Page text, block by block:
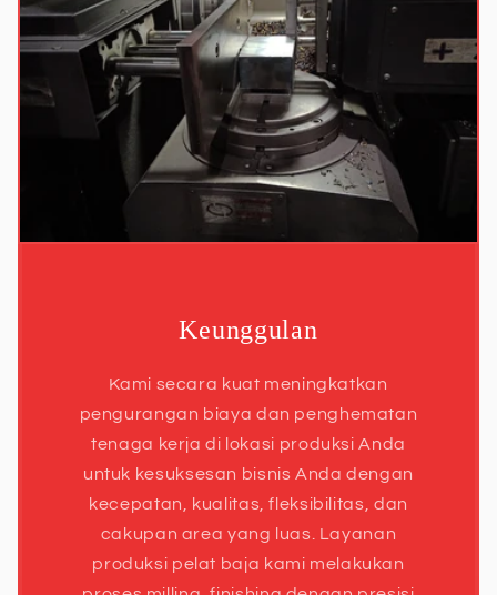
Keunggulan
Kami secara kuat meningkatkan
pengurangan biaya dan penghematan
tenaga kerja di lokasi produksi Anda
untuk kesuksesan bisnis Anda dengan
kecepatan, kualitas, fleksibilitas, dan
cakupan area yang luas. Layanan
produksi pelat baja kami melakukan